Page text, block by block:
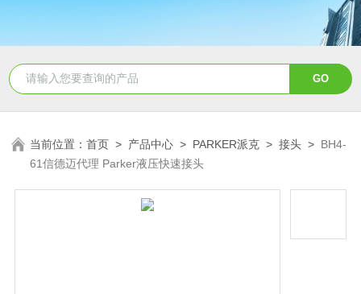
当前位置：首页 > 产品中心 > PARKER派克 >接头 > BH4-
61信德迈代理 Parker液压快速接头